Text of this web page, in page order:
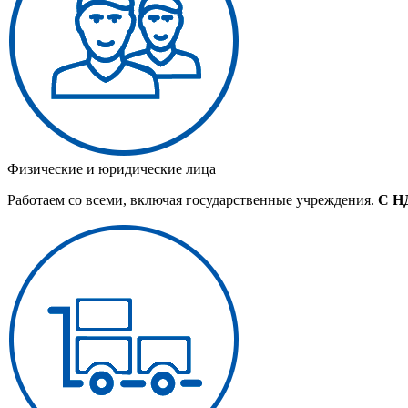
Физические и юридические лица
Работаем со всеми, включая государственные учреждения. С